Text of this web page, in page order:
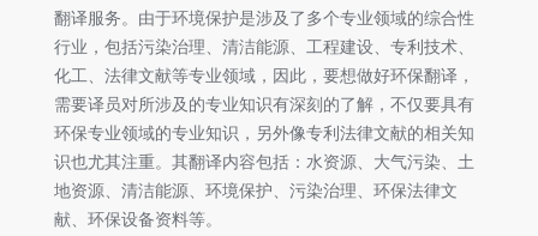
翻译服务。由于环境保护是涉及了多个专业领域的综合性
行业，包括污染治理、清洁能源、工程建设、专利技术、
化工、法律文献等专业领域，因此，要想做好环保翻译，
需要译员对所涉及的专业知识有深刻的了解，不仅要具有
环保专业领域的专业知识，另外像专利法律文献的相关知
识也尤其注重。其翻译内容包括：水资源、大气污染、土
地资源、清洁能源、环境保护、污染治理、环保法律文
献、环保设备资料等。